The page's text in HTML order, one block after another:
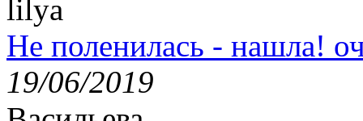
lilya
Не поленилась - нашла!
19/06/2019